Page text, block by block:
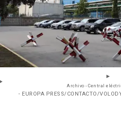
Archivo - Central
- EUROPA PRESS/CONTACTO/